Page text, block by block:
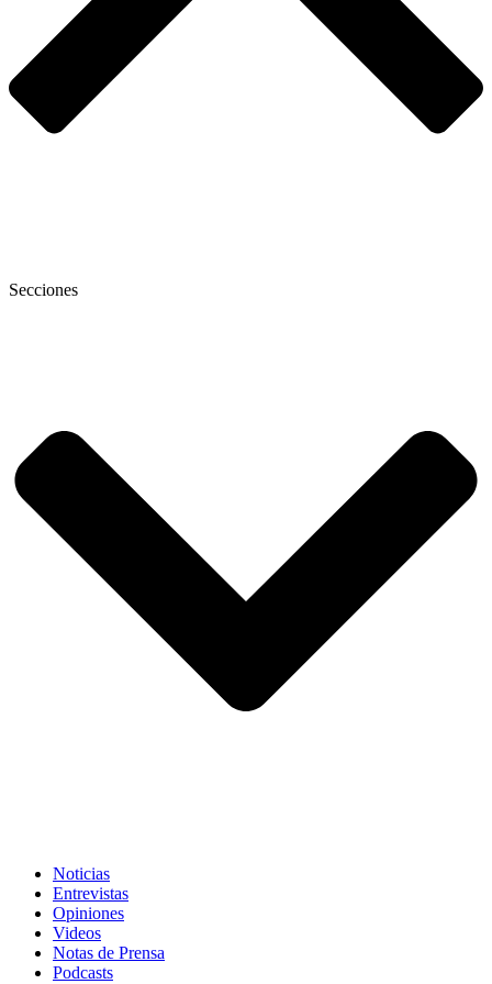
Secciones
Noticias
Entrevistas
Opiniones
Videos
Notas de Prensa
Podcasts